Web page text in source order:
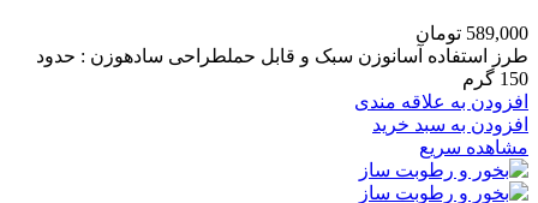
589,000 تومان
طرز استفاده آسانوزن سبک و قابل حملطراحی سادهوزن : حدود
150 گرم
افزودن به علاقه مندی
افزودن به سبد خرید
مشاهده سریع